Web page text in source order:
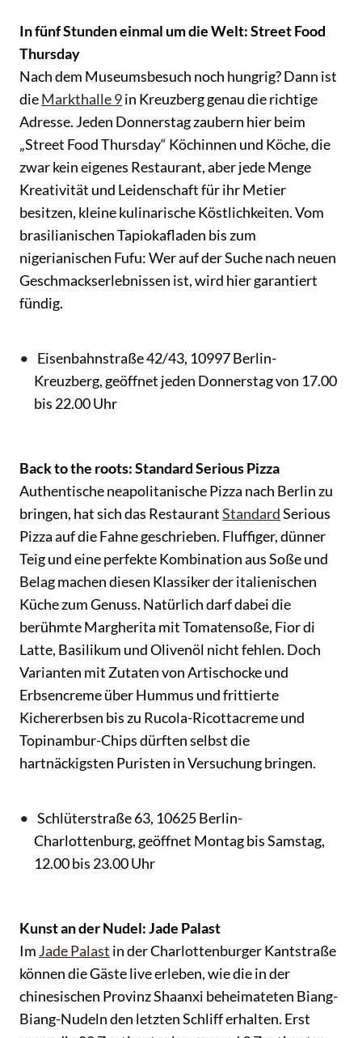
In fünf Stunden einmal um die Welt: Street Food
Thursday
Nach dem Museumsbesuch noch hungrig? Dann ist
dieMarkthalle 9in Kreuzberg genau die richtige
Adresse. Jeden Donnerstag zaubern hier beim
„Street Food Thursday“ Köchinnen und Köche, die
zwar kein eigenes Restaurant, aber jede Menge
Kreativität und Leidenschaft für ihr Metier
besitzen, kleine kulinarische Köstlichkeiten. Vom
brasilianischen Tapiokafladen bis zum
nigerianischen Fufu: Wer auf der Suche nach neuen
Geschmackserlebnissen ist, wird hier garantiert
fündig.
Eisenbahnstraße 42/43, 10997 Berlin-
Kreuzberg, geöffnet jeden Donnerstag von 17.00
bis 22.00 Uhr
Back to the roots: Standard Serious Pizza
Authentische neapolitanische Pizza nach Berlin zu
bringen, hat sich das RestaurantStandardSerious
Pizza auf die Fahne geschrieben. Fluffiger, dünner
Teig und eine perfekte Kombination aus Soße und
Belag machen diesen Klassiker der italienischen
Küche zum Genuss. Natürlich darf dabei die
berühmte Margherita mit Tomatensoße, Fior di
Latte, Basilikum und Olivenöl nicht fehlen. Doch
Varianten mit Zutaten von Artischocke und
Erbsencreme über Hummus und frittierte
Kichererbsen bis zu Rucola-Ricottacreme und
Topinambur-Chips dürften selbst die
hartnäckigsten Puristen in Versuchung bringen.
Schlüterstraße 63, 10625 Berlin-
Charlottenburg, geöffnet Montag bis Samstag,
12.00 bis 23.00 Uhr
Kunst an der Nudel: Jade Palast
Im Jade Palast in der Charlottenburger Kantstraße
können die Gäste live erleben, wie die in der
chinesischen Provinz Shaanxi beheimateten Biang-
Biang-Nudeln den letzten Schliff erhalten. Erst